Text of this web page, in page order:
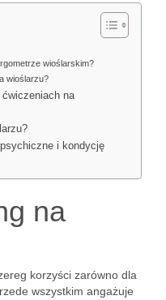
wioślarskim?
wioślarzu?
na
i kondycję
na
korzyści zarówno dla
wszystkim angażuje